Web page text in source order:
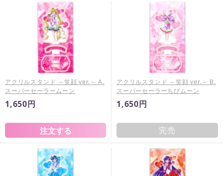
アクリルスタンド ～笑顔 ver.～ A.
スーパーセーラームーン
1,650円
アクリルスタンド ～笑顔 ver.～ B.
スーパーセーラーちびムーン
1,650円
完売